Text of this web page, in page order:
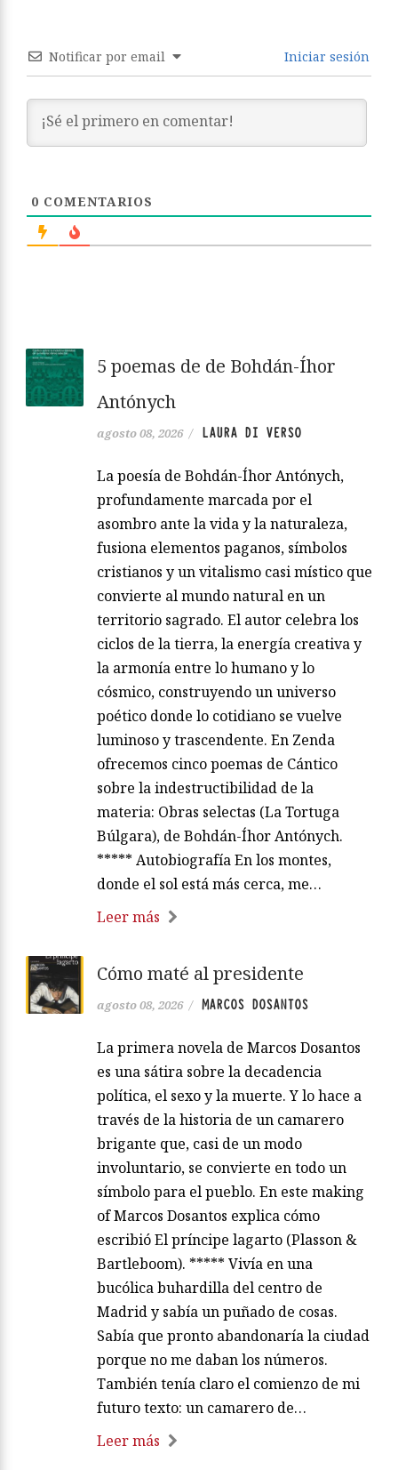
Notificar por email Iniciar sesión
0 COMENTARIOS
5 poemas de de Bohdán-Íhor
Antónych
agosto 08, 2026 / LAURA DI VERSO
La poesía de Bohdán-Íhor Antónych,
profundamente marcada por el
asombro ante la vida y la naturaleza,
fusiona elementos paganos, símbolos
cristianos y un vitalismo casi místico que
convierte al mundo natural en un
territorio sagrado. El autor celebra los
ciclos de la tierra, la energía creativa y
la armonía entre lo humano y lo
cósmico, construyendo un universo
poético donde lo cotidiano se vuelve
luminoso y trascendente. En Zenda
ofrecemos cinco poemas de Cántico
sobre la indestructibilidad de la
materia: Obras selectas (La Tortuga
Búlgara), de Bohdán-Íhor Antónych.
***** Autobiografía En los montes,
donde el sol está más cerca, me…
Leer más
Cómo maté al presidente
agosto 08, 2026 / MARCOS DOSANTOS
La primera novela de Marcos Dosantos
es una sátira sobre la decadencia
política, el sexo y la muerte. Y lo hace a
través de la historia de un camarero
brigante que, casi de un modo
involuntario, se convierte en todo un
símbolo para el pueblo. En este making
of Marcos Dosantos explica cómo
escribió El príncipe lagarto (Plasson &
Bartleboom). ***** Vivía en una
bucólica buhardilla del centro de
Madrid y sabía un puñado de cosas.
Sabía que pronto abandonaría la ciudad
porque no me daban los números.
También tenía claro el comienzo de mi
futuro texto: un camarero de…
Leer más